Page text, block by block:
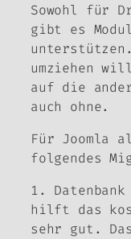
Sowohl für
gibt es
umziehen
auf die
auch ohne.
Für Joomla
folgendes
1.
hilft das
sehr gut.